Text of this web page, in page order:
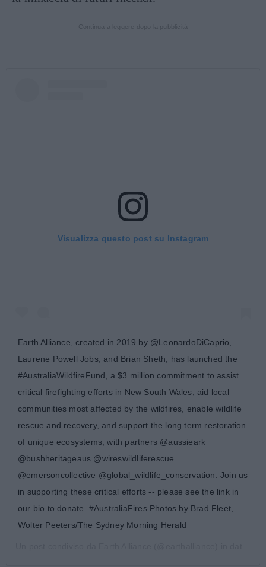
Visualizza questo post su Instagram
Earth Alliance, created in 2019 by @LeonardoDiCaprio,
Laurene Powell Jobs, and Brian Sheth, has launched the
#AustraliaWildfireFund, a $3 million commitment to assist
critical firefighting efforts in New South Wales, aid local
communities most affected by the wildfires, enable wildlife
rescue and recovery, and support the long term restoration
of unique ecosystems, with partners @aussieark
@bushheritageaus @wireswildliferescue
@emersoncollective @global_wildlife_conservation. Join us
in supporting these critical efforts -- please see the link in
our bio to donate. #AustraliaFires Photos by Brad Fleet,
Wolter Peeters/The Sydney Morning Herald